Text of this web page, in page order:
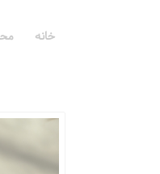
خانه